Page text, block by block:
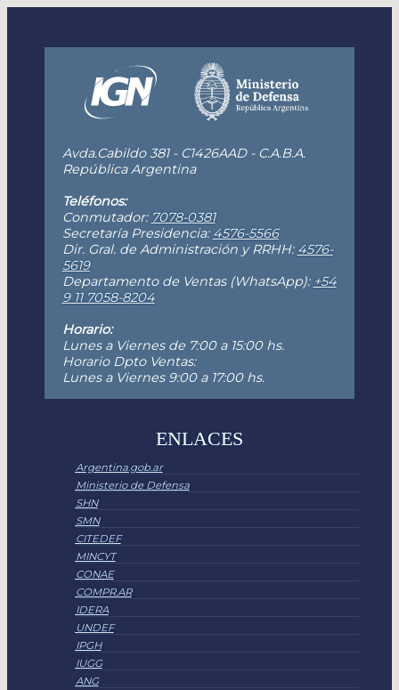
Avda.Cabildo 381 - C1426AAD - C.A.B.A.
República Argentina
Teléfonos:
Conmutador: 7078-0381
Secretaría Presidencia: 4576-5566
Dir. Gral. de Administración y RRHH: 4576-
5619
Departamento de Ventas (WhatsApp): +54
9 11 7058-8204
Horario:
Lunes a Viernes de 7:00 a 15:00 hs.
Horario Dpto Ventas:
Lunes a Viernes 9:00 a 17:00 hs.
ENLACES
Argentina.gob.ar
Ministerio de Defensa
SHN
SMN
CITEDEF
MINCYT
CONAE
COMPR.AR
IDERA
UNDEF
IPGH
IUGG
ANG